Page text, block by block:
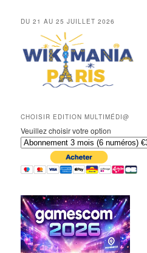
DU 21 AU 25 JUILLET 2026
CHOISIR EDITION MULTIMÉDI@
Veuillez choisir votre option